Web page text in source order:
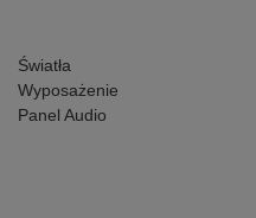
Światła
Wyposażenie
Panel Audio